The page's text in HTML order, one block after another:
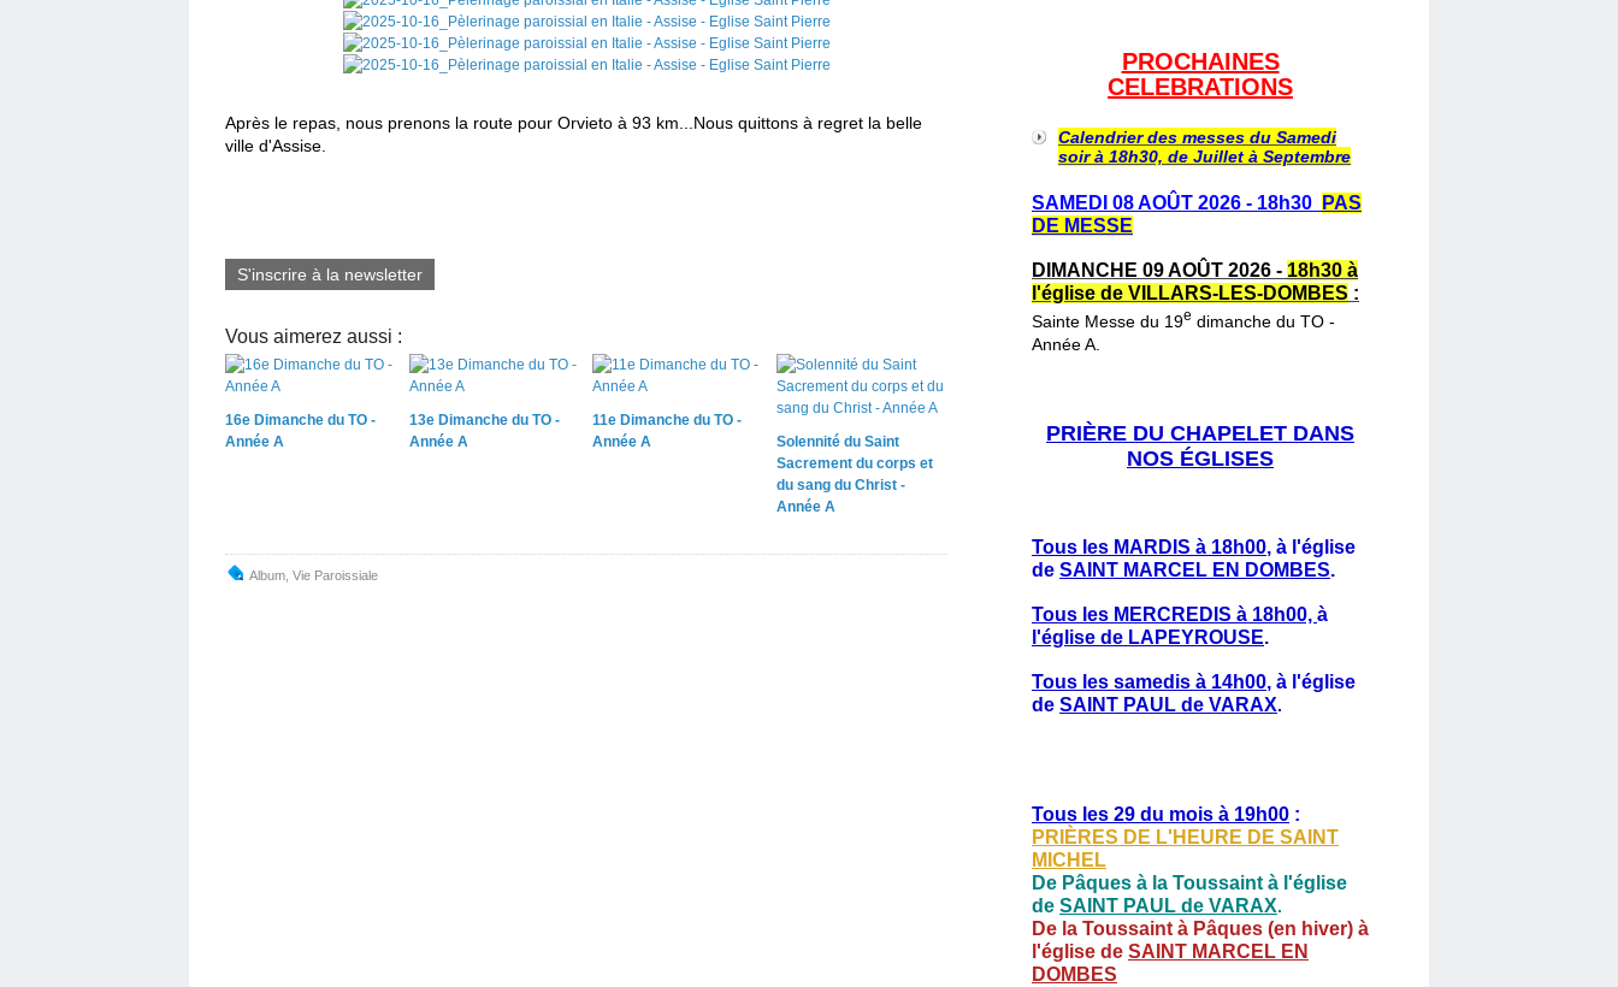
Après le repas, nous prenons la route pour Orvieto à 93 km...Nous quittons à regret la belle
ville d'Assise.
S'inscrire à la newsletter
Vous aimerez aussi :
16e Dimanche du TO -
Année A
13e Dimanche du TO -
Année A
11e Dimanche du TO -
Année A
Solennité du Saint
Sacrement du corps et
du sang du Christ -
Année A
Album Vie Paroissiale
PROCHAINES
CELEBRATIONS
Calendrier des messes du Samedi
soir à 18h30, de Juillet à Septembre
SAMEDI 08 AOÛT 2026 - 18h30
PAS
DE MESSE
DIMANCHE 09 AOÛT 2026 - 18h30 à
l'église de VILLARS-LES-DOMBES :
Sainte Messe du 19e dimanche du TO -
Année A.
PRIÈRE DU CHAPELET DANS
NOS ÉGLISES
Tous les MARDIS à 18h00, à l'église
de SAINT MARCEL EN DOMBES.
Tous les MERCREDIS à 18h00, à
l'église de LAPEYROUSE.
Tous les samedis à 14h00, à l'église
de SAINT PAUL de VARAX.
Tous les 29 du mois à 19h00 :
PRIÈRES DE L'HEURE DE SAINT
MICHEL
De Pâques à la Toussaint à l'église
de SAINT PAUL de VARAX.
De la Toussaint à Pâques (en hiver) à
l'église de SAINT MARCEL EN
DOMBES